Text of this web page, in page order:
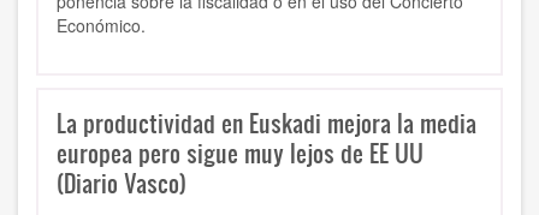
Económico.
La productividad en Euskadi mejora la media
europea pero sigue muy lejos de EE UU
(Diario Vasco)